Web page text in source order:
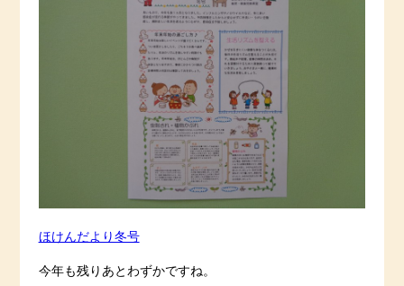
ほけんだより冬号
今年も残りあとわずかですね。